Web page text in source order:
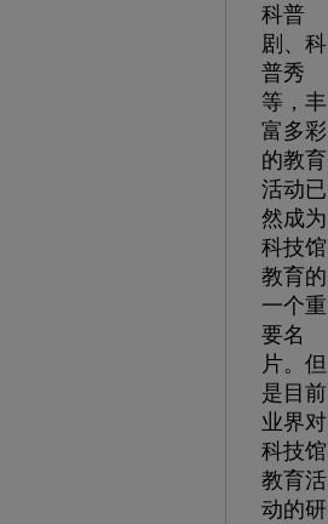
科普
剧、科
普秀
等，丰
富多彩
的教育
活动已
然成为
科技馆
教育的
一个重
要名
片。但
是目前
业界对
科技馆
教育活
动的研